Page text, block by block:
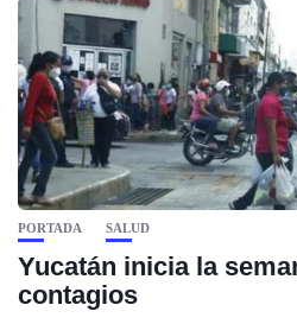
PORTADA SALUD
Yucatán inicia la
contagios